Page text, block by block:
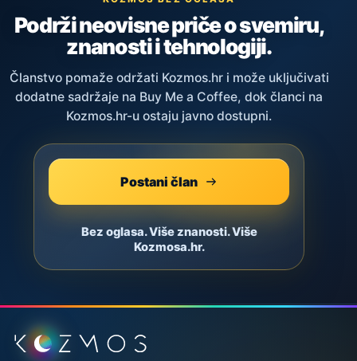
Podrži neovisne priče o svemiru,
znanosti i tehnologiji.
Članstvo pomaže održati Kozmos.hr i može uključivati
dodatne sadržaje na Buy Me a Coffee, dok članci na
Kozmos.hr-u ostaju javno dostupni.
Postani član
Bez oglasa. Više znanosti. Više
Kozmosa.hr.
Podnožje stranice